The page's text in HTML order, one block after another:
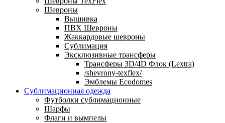
Шевроны
Вышивка
ПВХ Шевроны
Жаккардовые шевроны
Сублимация
Эксклюзивные трансферы
Трансферы 3D/4D Флок (Lextra)
/shevrony-texflex/
Эмблемы Ecodomes
Сублимационная одежда
Футболки сублимационные
Шарфы
Флаги и вымпелы